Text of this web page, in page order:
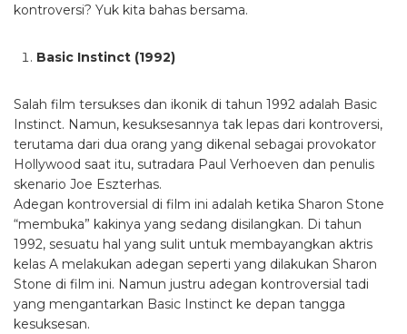
kontroversi? Yuk kita bahas bersama.
Basic Instinct (1992)
Salah film tersukses dan ikonik di tahun 1992 adalah Basic
Instinct. Namun, kesuksesannya tak lepas dari kontroversi,
terutama dari dua orang yang dikenal sebagai provokator
Hollywood saat itu, sutradara Paul Verhoeven dan penulis
skenario Joe Eszterhas.
Adegan kontroversial di film ini adalah ketika Sharon Stone
“membuka” kakinya yang sedang disilangkan. Di tahun
1992, sesuatu hal yang sulit untuk membayangkan aktris
kelas A melakukan adegan seperti yang dilakukan Sharon
Stone di film ini. Namun justru adegan kontroversial tadi
yang mengantarkan Basic Instinct ke depan tangga
kesuksesan.